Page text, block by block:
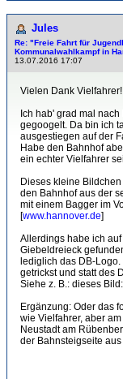
Jules
Re: "Freie Fahrt für
Kommunalwahlkampf in
13.07.2016 17:07
Vielen Dank Vielfahrer!
Ich hab' grad mal
gegoogelt. Da bin ich
ausgestiegen auf der
Habe den Bahnhof
ein echter Vielfahrer
Dieses kleine
den Bahnhof aus der
mit einem Bagger im
[www.hannover.de]
Allerdings habe ich
Giebeldreieck
lediglich das DB-
getrickst und statt des
Siehe z. B.: dieses
Ergänzung: Oder das
wie Vielfahrer, aber
Neustadt am
der Bahnsteigseite